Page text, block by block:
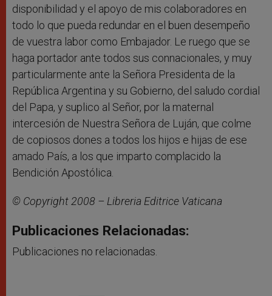
disponibilidad y el apoyo de mis colaboradores en
todo lo que pueda redundar en el buen desempeño
de vuestra labor como Embajador. Le ruego que se
haga portador ante todos sus connacionales, y muy
particularmente ante la Señora Presidenta de la
República Argentina y su Gobierno, del saludo cordial
del Papa, y suplico al Señor, por la maternal
intercesión de Nuestra Señora de Luján, que colme
de copiosos dones a todos los hijos e hijas de ese
amado País, a los que imparto complacido la
Bendición Apostólica.
© Copyright 2008 – Libreria Editrice Vaticana
Publicaciones Relacionadas:
Publicaciones no relacionadas.